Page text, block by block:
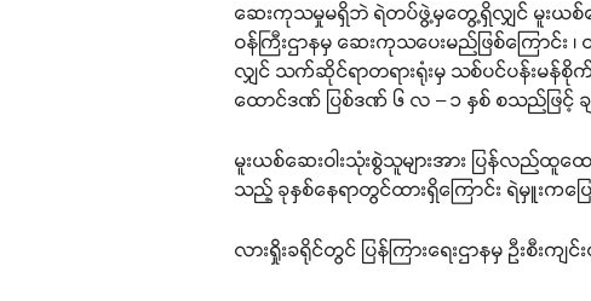
ဆေးကုသမှုမရှိဘဲ ရဲတပ်ဖွဲ့မှတွေ့ရှိလျှင် မူးယစ်ဆေး
ဝန်ကြီးဌာနမှ ဆေးကုသပေးမည်ဖြစ်ကြောင်
လျှင် သက်ဆိုင်ရာတရားရုံးမှ သစ်ပင်ပန်းမန်စိုက်
ထောင်ဒဏ် ပြစ်ဒဏ် ၆ လ – ၁ နှစ် စသည်ဖြင့်
မူးယစ်ဆေးဝါးသုံးစွဲသူများအား ပြန်လည်ထူထ
သည့် ခုနှစ်နေရာတွင်ထားရှိကြောင်း ရဲမှူးကပြ
လားရှိုးခရိုင်တွင် ပြန်ကြားရေးဌာနမှ ဦးစီး